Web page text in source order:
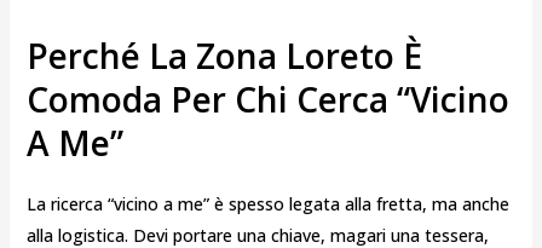
Perché La Zona Loreto È
Comoda Per Chi Cerca “vicino
A Me”
La ricerca “vicino a me” è spesso legata alla fretta, ma anche
alla logistica. Devi portare una chiave, magari una tessera,